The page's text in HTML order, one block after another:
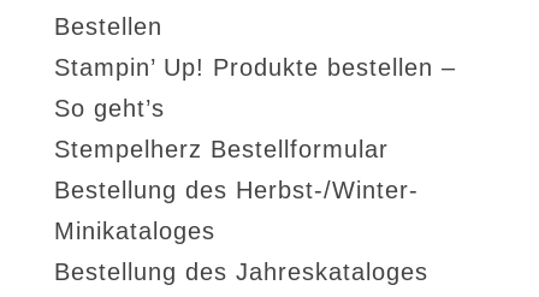
Bestellen
Stampin’ Up! Produkte bestellen –
So geht’s
Stempelherz Bestellformular
Bestellung des Herbst-/Winter-
Minikataloges
Bestellung des Jahreskataloges